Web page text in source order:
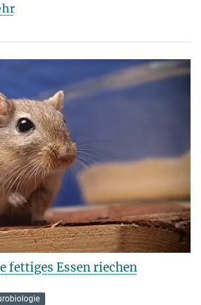
fettiges Essen riechen